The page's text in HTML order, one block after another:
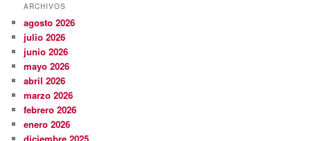
ARCHIVOS
agosto 2026
julio 2026
junio 2026
mayo 2026
abril 2026
marzo 2026
febrero 2026
enero 2026